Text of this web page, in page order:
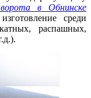
в Обнинске
среди
распашных,